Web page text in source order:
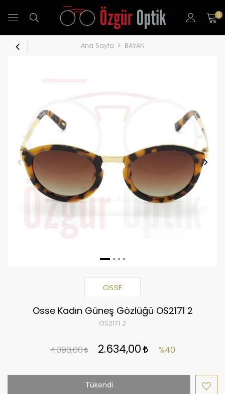
0
Ana Sayfa BAYAN
OSSE
Osse Kadın Güneş Gözlüğü OS2171 2
OS2171 2
4.390,00 2.634,00 %40
Tükendi